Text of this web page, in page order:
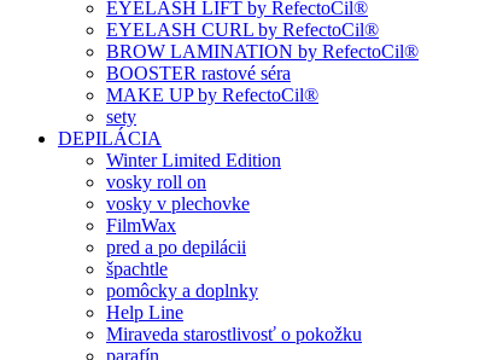
EYELASH LIFT by RefectoCil®
EYELASH CURL by RefectoCil®
BROW LAMINATION by RefectoCil®
BOOSTER rastové séra
MAKE UP by RefectoCil®
sety
DEPILÁCIA
Winter Limited Edition
vosky roll on
vosky v plechovke
FilmWax
pred a po depilácii
špachtle
pomôcky a doplnky
Help Line
Miraveda starostlivosť o pokožku
parafín